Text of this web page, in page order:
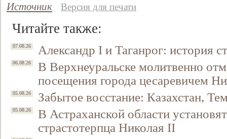
Источник
Версия для печати
Читайте также:
07.08.26 Александр I и Таганрог: история
06.08.26
В Верхнеуральске молитвенно
посещения города цесаревичем
05.08.26 Забытое восстание: Казахстан,
05.08.26
В Астраханской области
страстотерпца Николая II